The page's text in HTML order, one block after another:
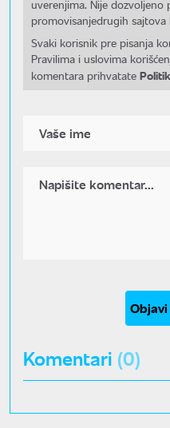
uverenjima. Nije dozvoljeno
promovisanjedrugih
Svaki korisnik pre pisanja
Pravilima i uslovima
komentara prihvatate
Komentari (0)